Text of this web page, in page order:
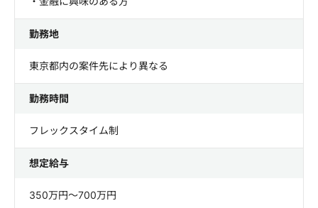
勤務地
東京都内の案件先により異なる
勤務時間
フレックスタイム制
想定給与
350万円～700万円